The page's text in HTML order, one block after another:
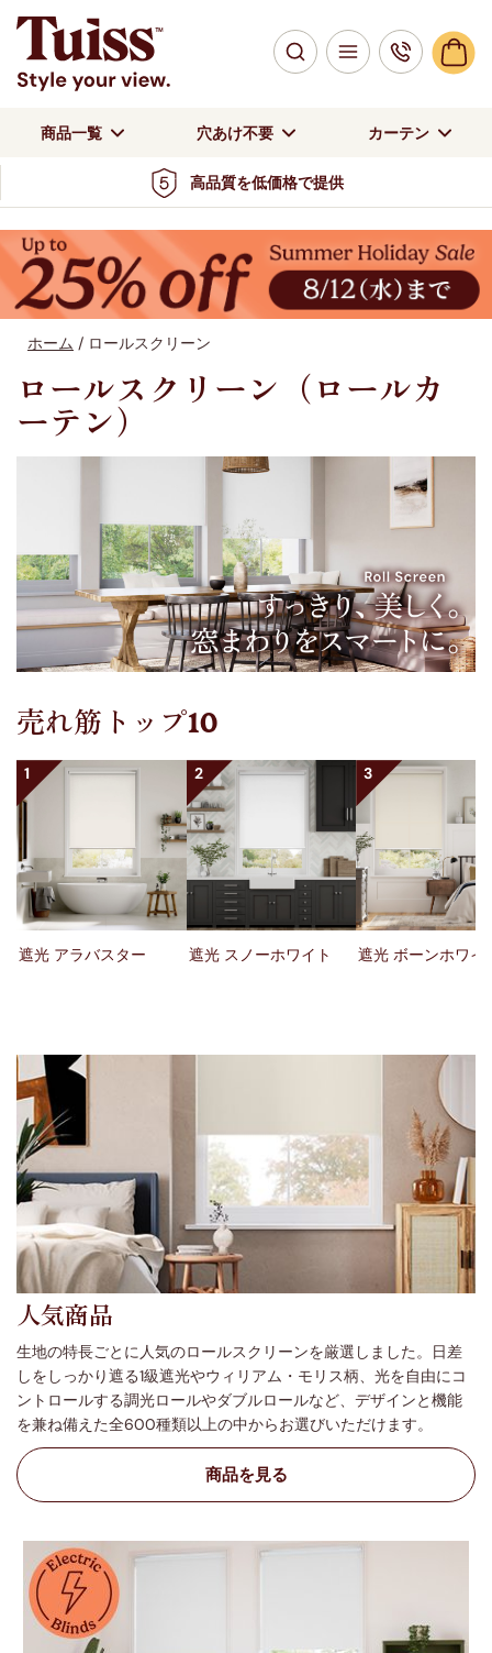
商品一覧 穴あけ不要 カーテン
高品質を低価格で提供
ホーム / ロールスクリーン
ロールスクリーン（ロールカ
ーテン）
売れ筋トップ10
1
遮光 アラバスター
2
遮光 スノーホワイト
3
遮光 ボーンホワイ
人気商品
生地の特長ごとに人気のロールスクリーンを厳選しました。日差
しをしっかり遮る1級遮光やウィリアム・モリス柄、光を自由にコ
ントロールする調光ロールやダブルロールなど、デザインと機能
を兼ね備えた全600種類以上の中からお選びいただけます。
商品を見る